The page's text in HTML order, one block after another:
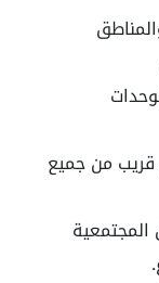
من جميع